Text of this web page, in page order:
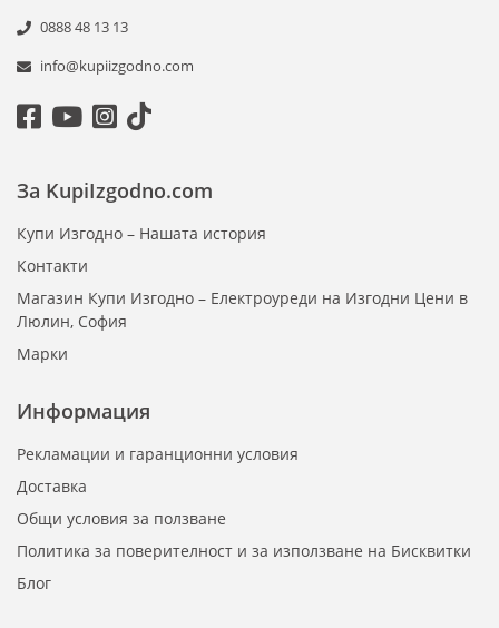
0888 48 13 13
info@kupiizgodno.com
Информация
Рекламации и гаранционни условия
Доставка
Общи условия за ползване
Политика за поверителност и за използване на Бисквитки
Блог
За KupiIzgodno.com
Купи Изгодно – Нашата история
Контакти
Магазин Купи Изгодно – Електроуреди на Изгодни Цени в
Люлин, София
Марки